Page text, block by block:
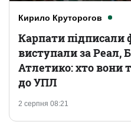
Кирило Круторогов
2 серпня 08:21
Карпати підписали
виступали за Реал,
Атлетико: хто вони
до УПЛ